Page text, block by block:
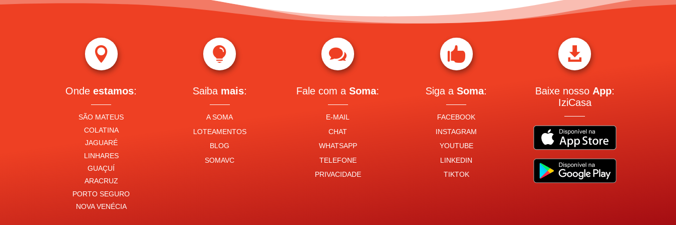

Ondeestamos:
SÃO MATEUS
COLATINA
JAGUARÉ
LINHARES
GUAÇUÍ
ARACRUZ
PORTO SEGURO
NOVA VENÉCIA

Saiba mais:
A SOMA
LOTEAMENTOS
BLOG
SOMAVC

Fale com aSoma:
E-MAIL
CHAT
WHATSAPP
TELEFONE
PRIVACIDADE

Siga aSoma:
FACEBOOK
INSTAGRAM
YOUTUBE
LINKEDIN
TIKTOK

Baixe nosso App:
IziCasa